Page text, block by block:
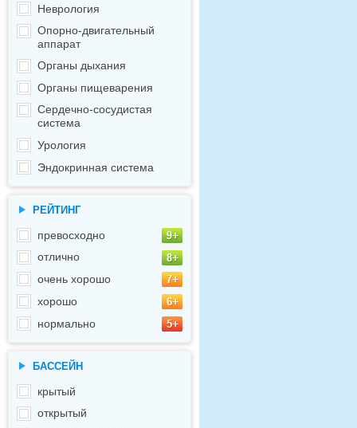
Неврология
Опорно-двигательный
аппарат
Органы дыхания
Органы пищеварения
Сердечно-сосудистая
система
Урология
Эндокринная система
РЕЙТИНГ
превосходно
отлично
очень хорошо
хорошо
нормально
БАССЕЙН
крытый
открытый